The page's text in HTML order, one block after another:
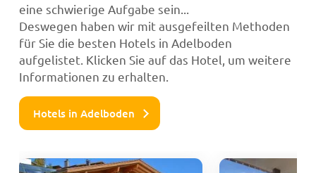
eine schwierige Aufgabe sein...
Deswegen haben wir mit ausgefeilten Methoden
für Sie die besten Hotels in Adelboden
aufgelistet. Klicken Sie auf das Hotel, um weitere
Informationen zu erhalten.
Hotels in Adelboden